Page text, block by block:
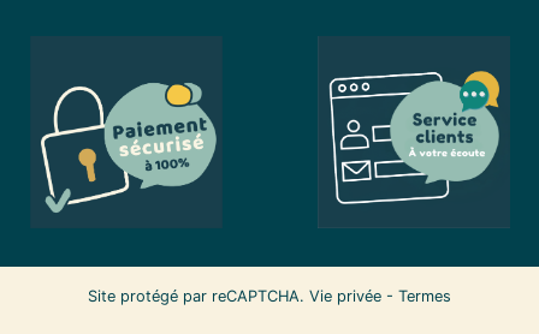
Site protégé par reCAPTCHA. Vie privée - Termes